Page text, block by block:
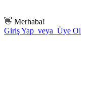
👋 Merhaba!
Giriş Yap veya Üye Ol